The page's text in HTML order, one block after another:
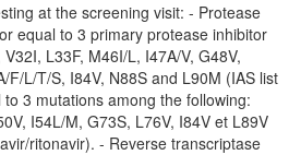
at the screening visit: - Protease
equal to 3 primary protease inhibitor
L33F, M46I/L, I47A/V, G48V,
F/L/T/S, I84V, N88S and L90M (IAS list
3 mutations among the following:
I54L/M, G73S, L76V, I84V et L89V
ritonavir). - Reverse transcriptase